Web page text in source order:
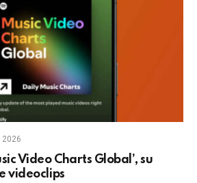
2026
Video Charts Global’, su
videoclips